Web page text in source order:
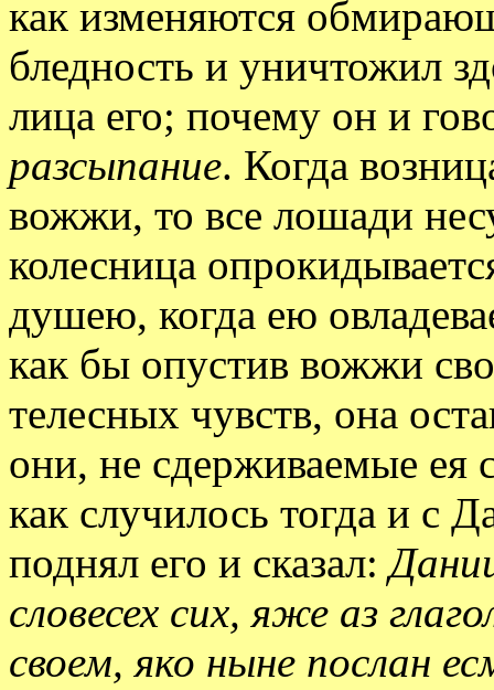
как изменяются
бледность и уничтожил
лица его; почему он и
разсыпание. Когда
вожжи, то все лошади
колесница
душею, когда ею
как бы опустив вожжи
телесных чувств, она
они, не сдерживаемые ея
как случилось тогда и с
поднял его и сказал:
словесех сих, яже аз
своем, яко ныне послан